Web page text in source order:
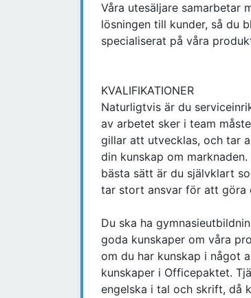
Våra utesäljare samarbetar
lösningen till kunder, så du
specialiserat på våra
KVALIFIKATIONER
Naturligtvis är du
av arbetet sker i team
gillar att utvecklas, och tar
din kunskap om
bästa sätt är du självklart
tar stort ansvar för att göra
Du ska ha
goda kunskaper om våra
om du har kunskap i något
kunskaper i Officepaktet.
engelska i tal och skrift, då